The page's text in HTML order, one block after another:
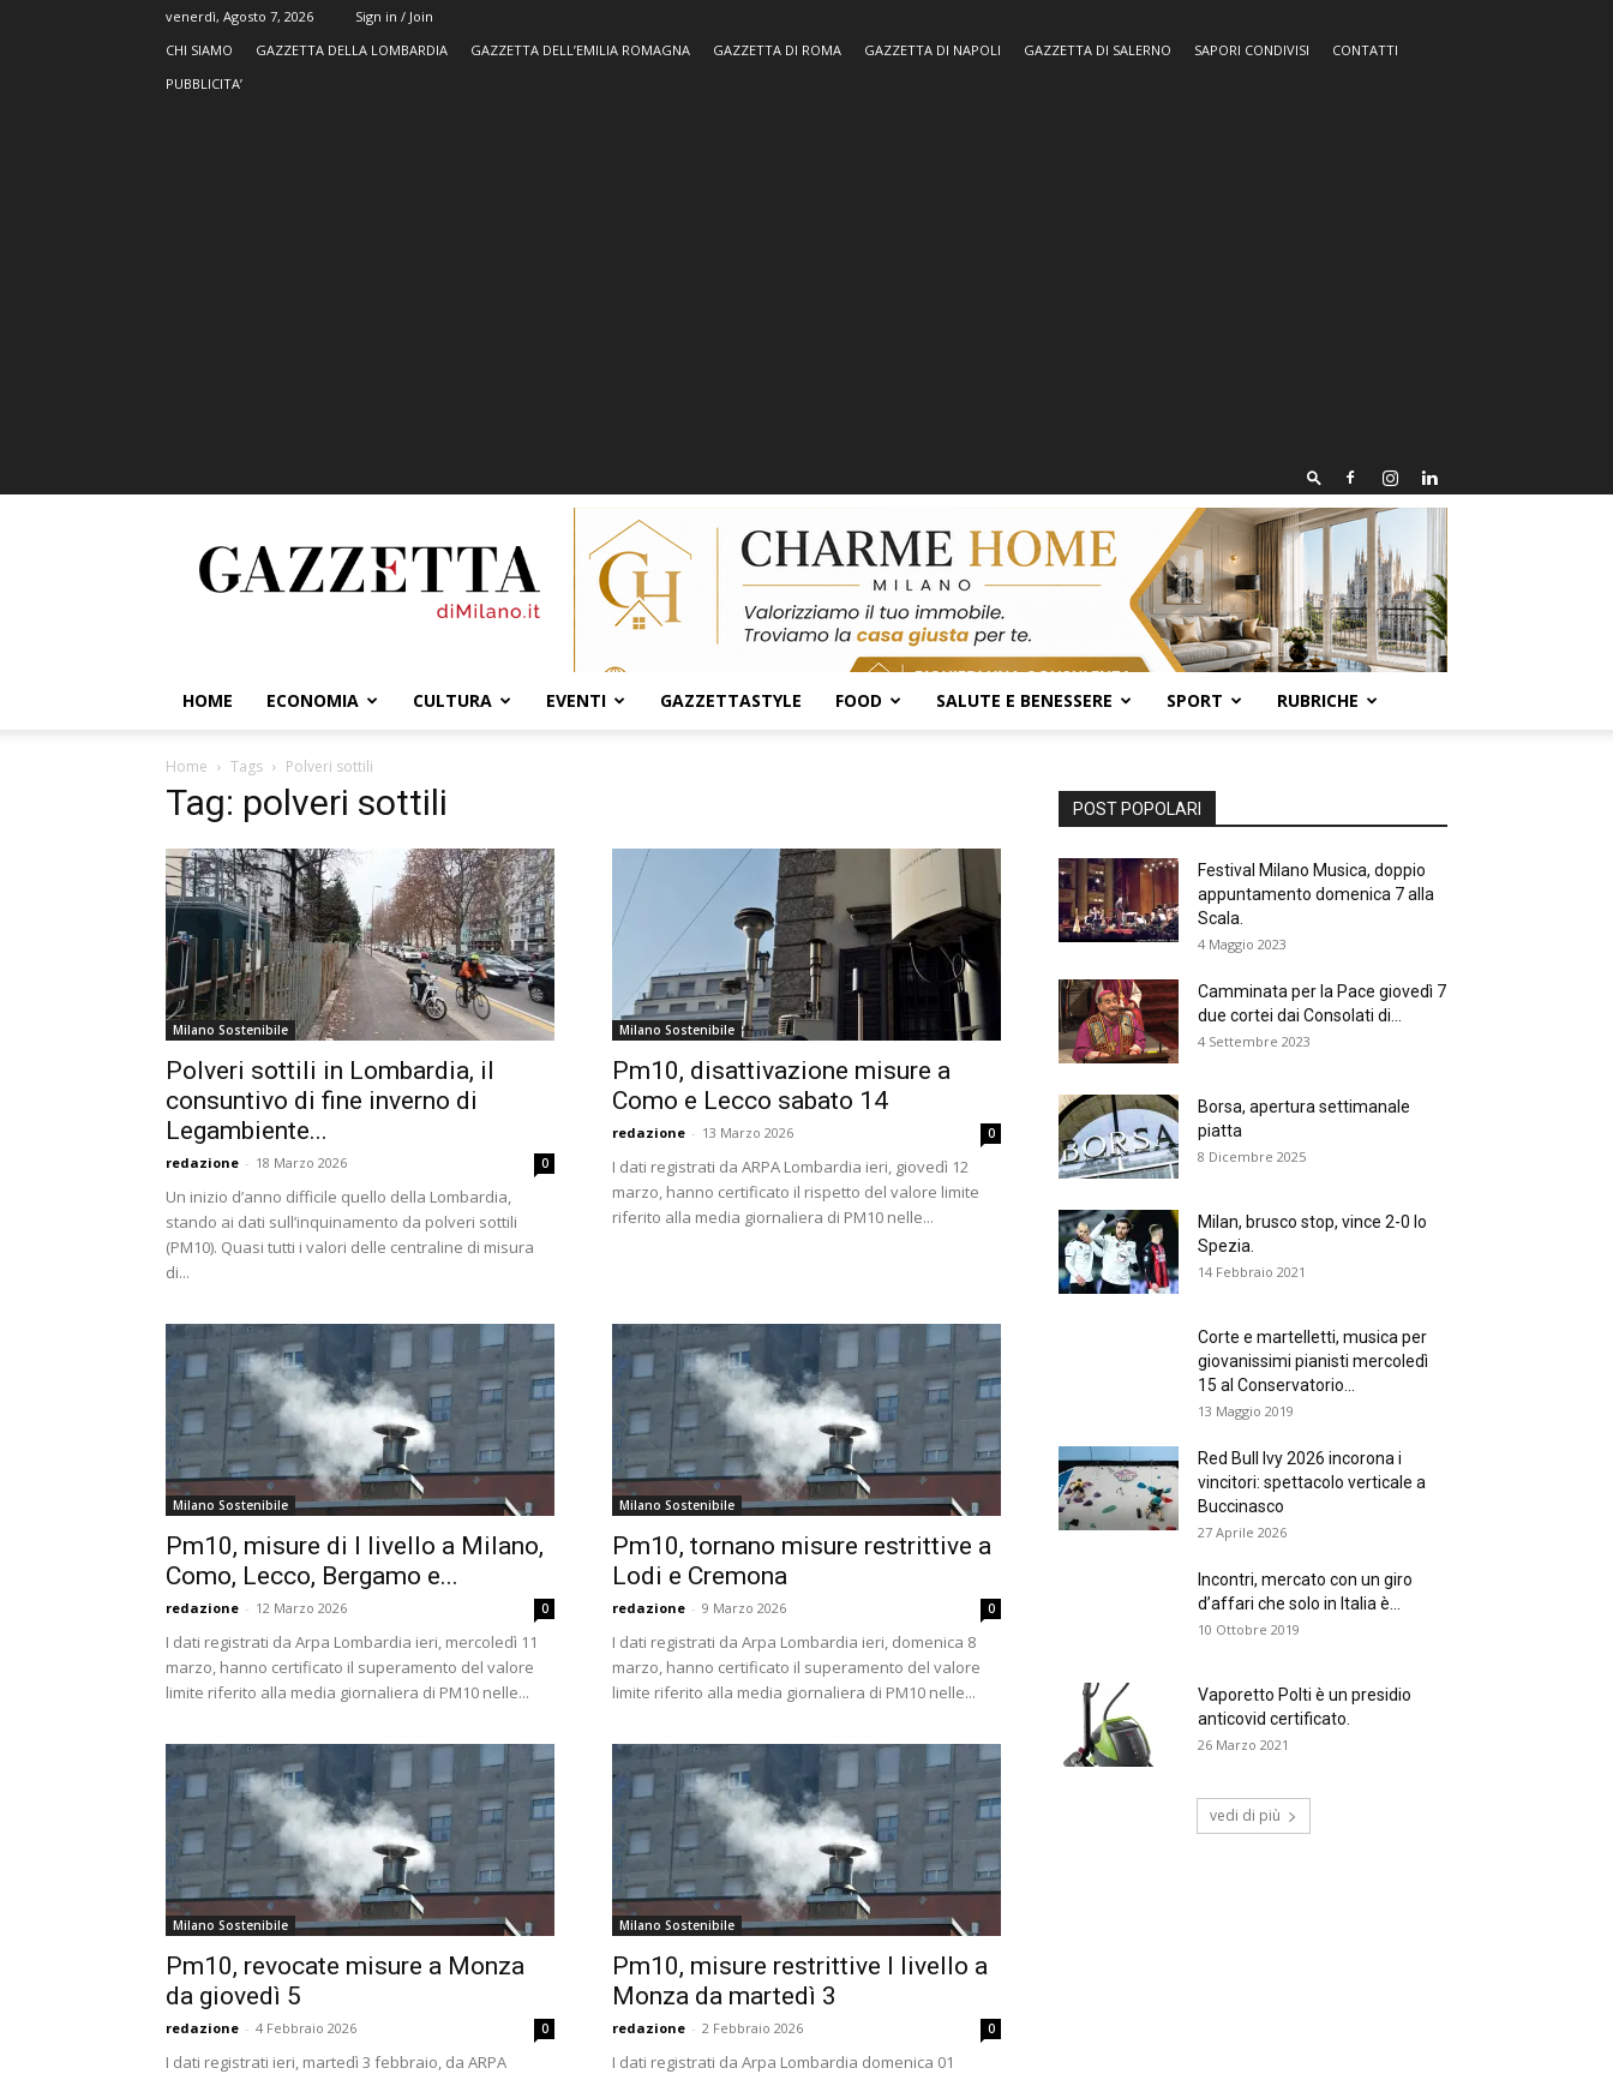
venerdì, Agosto 7, 2026
Sign in / Join
CHI SIAMO
GAZZETTA DELLA LOMBARDIA GAZZETTA DELL’EMILIA ROMAGNA GAZZETTA DI ROMA GAZZETTA DI NAPOLI GAZZETTA DI SALERNO SAPORI CONDIVISI
CONTATTI
PUBBLICITA’
HOME ECONOMIA CULTURA EVENTI GAZZETTASTYLE FOOD SALUTE E BENESSERE SPORT RUBRICHE
Home Tags Polveri sottili
Tag: polveri sottili
Milano Sostenibile
Polveri sottili in Lombardia, il
consuntivo di fine inverno di
Legambiente...
redazione - 18 Marzo 2026 0
Un inizio d’anno difficile quello della Lombardia,
stando ai dati sull’inquinamento da polveri sottili
(PM10). Quasi tutti i valori delle centraline di misura
di...
Milano Sostenibile
Pm10, disattivazione misure a
Como e Lecco sabato 14
redazione - 13 Marzo 2026 0
I dati registrati da ARPA Lombardia ieri, giovedì 12
marzo, hanno certificato il rispetto del valore limite
riferito alla media giornaliera di PM10 nelle...
Milano Sostenibile
Pm10, misure di I livello a Milano,
Como, Lecco, Bergamo e...
redazione - 12 Marzo 2026 0
I dati registrati da Arpa Lombardia ieri, mercoledì 11
marzo, hanno certificato il superamento del valore
limite riferito alla media giornaliera di PM10 nelle...
Milano Sostenibile
Pm10, tornano misure restrittive a
Lodi e Cremona
redazione - 9 Marzo 2026 0
I dati registrati da Arpa Lombardia ieri, domenica 8
marzo, hanno certificato il superamento del valore
limite riferito alla media giornaliera di PM10 nelle...
Milano Sostenibile
Pm10, revocate misure a Monza
da giovedì 5
redazione - 4 Febbraio 2026 0
I dati registrati ieri, martedì 3 febbraio, da ARPA
Milano Sostenibile
Pm10, misure restrittive I livello a
Monza da martedì 3
redazione - 2 Febbraio 2026 0
I dati registrati da Arpa Lombardia domenica 01
POST POPOLARI
Festival Milano Musica, doppio
appuntamento domenica 7 alla
Scala.
4 Maggio 2023
Camminata per la Pace giovedì 7
due cortei dai Consolati di...
4 Settembre 2023
Borsa, apertura settimanale
piatta
8 Dicembre 2025
Milan, brusco stop, vince 2-0 lo
Spezia.
14 Febbraio 2021
Corte e martelletti, musica per
giovanissimi pianisti mercoledì
15 al Conservatorio...
13 Maggio 2019
Red Bull Ivy 2026 incorona i
vincitori: spettacolo verticale a
Buccinasco
27 Aprile 2026
Incontri, mercato con un giro
d’affari che solo in Italia è...
10 Ottobre 2019
Vaporetto Polti è un presidio
anticovid certificato.
26 Marzo 2021
vedi di più